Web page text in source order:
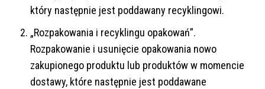
który następnie jest poddawany recyklingowi.
„Rozpakowania i recyklingu opakowań”.
Rozpakowanie i usunięcie opakowania nowo
zakupionego produktu lub produktów w momencie
dostawy, które następnie jest poddawane